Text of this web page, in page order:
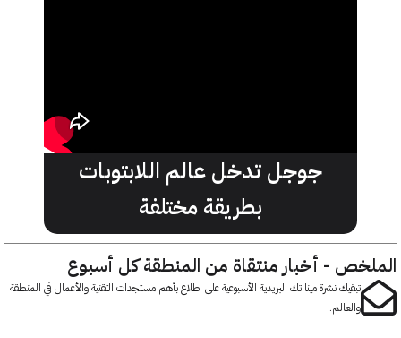
جوجل تدخل عالم اللابتوبات
بطريقة مختلفة
- أخبار منتقاة من المنطقة كل أسبوع
تبقيك نشرة مينا تك البريدية الأسبوعية على اطلاع بأهم مستجدات التقنية والأعمال في المنطقة
والعالم.